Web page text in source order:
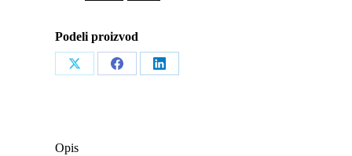
Podeli proizvod
Share
Share
Share
Opis